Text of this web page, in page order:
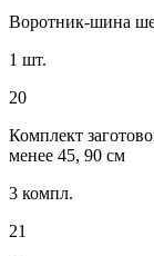
Воротник-шина
1 шт.
20
Комплект
менее 45, 90 см
3 компл.
21